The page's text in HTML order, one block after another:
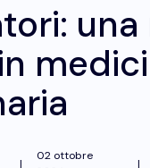
una
|
02 ottobre
|